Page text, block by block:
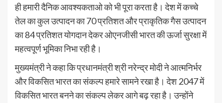
ही हमारी दैनिक आवश्यकताओ को भी पूरा करता है। देश में कच्चे
तेल का कुल उत्पादन का 70 प्रतिशत और प्राकृतिक गैस उत्पादन
का 84 प्रतिशत योगदान देकर ओएनजीसी भारत की ऊर्जा सुरक्षा में
महत्वपूर्ण भूमिका निभा रही है।
मुख्यमंत्री ने कहा कि प्रधानमंत्री श्री नरेन्द्र मोदी ने आत्मनिर्भर
और विकसित भारत का संकल्प हमारे सामने रखा है। देश 2047 में
विकसित भारत बनने का संकल्प लेकर आगे बढ़ रहा है। उन्होंने